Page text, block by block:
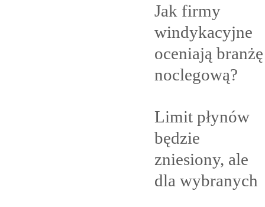
Jak firmy
windykacyjne
oceniają branżę
noclegową?
Limit płynów
będzie
zniesiony, ale
dla wybranych